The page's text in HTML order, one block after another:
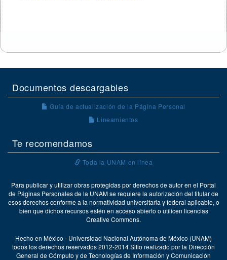
Documentos descargables
Guía de actualización de la Página Personal
Lineamientos
Te recomendamos
Toda la UNAM en línea
Para publicar y utilizar obras protegidas por derechos de autor en el Portal
de Páginas Personales de la UNAM se requiere la autorización del titular de
esos derechos conforme a la normatividad universitaria y federal aplicable, o
bien que dichos recursos estén en acceso abierto o utilicen licencias
Creative Commons.
Hecho en México - Universidad Nacional Autónoma de México (UNAM)
todos los derechos reservados 2012-2014 Sitio realizado por la Dirección
General de Cómputo y de Tecnologías de Información y Comunicación